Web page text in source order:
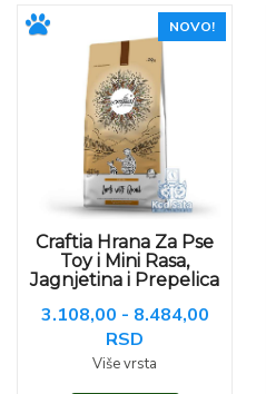
NOVO!
Craftia Hrana Za Pse
Toy i Mini Rasa,
Jagnjetina i Prepelica
3.108,00 - 8.484,00
RSD
Više vrsta